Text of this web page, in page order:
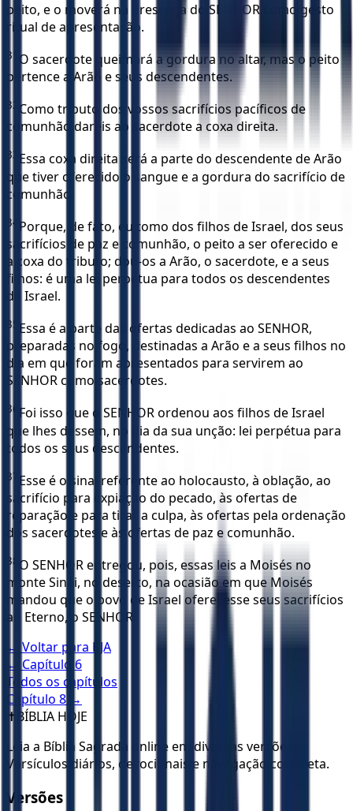
peito, e o moverá na presença do SENHOR como gesto
ritual de apresentação.
31
O sacerdote queimará a gordura no altar, mas o peito
pertence a Arão e seus descendentes.
32 Como tributo dos vossos sacrifícios pacíficos de
comunhão dareis ao sacerdote a coxa direita.
33 Essa coxa direita será a parte do descendente de Arão
que tiver oferecido o sangue e a gordura do sacrifício de
comunhão.
34 Porque, de fato, eu tomo dos filhos de Israel, dos seus
sacrifícios de paz e comunhão, o peito a ser oferecido e
a coxa do tributo; dou-os a Arão, o sacerdote, e a seus
filhos: é uma lei perpétua para todos os descendentes
de Israel.
35 Essa é a parte das ofertas dedicadas ao SENHOR,
preparadas no fogo, destinadas a Arão e a seus filhos no
dia em que foram apresentados para servirem ao
SENHOR como sacerdotes.
36 Foi isso que o SENHOR ordenou aos filhos de Israel
que lhes dessem, no dia da sua unção: lei perpétua para
todos os seus descendentes.
37 Esse é o sinal referente ao holocausto, à oblação, ao
sacrifício para expiação do pecado, às ofertas de
reparação e para tirar a culpa, às ofertas pela ordenação
dos sacerdotes e às ofertas de paz e comunhão.
38 O SENHOR entregou, pois, essas leis a Moisés no
monte Sinai, no deserto, na ocasião em que Moisés
mandou que o povo de Israel oferecesse seus sacrifícios
ao Eterno, o SENHOR.
← Voltar para KJA
← Capítulo 6
Todos os capítulos
Capítulo 8 →
✝️ BÍBLIA HOJE
Leia a Bíblia Sagrada online em diversas versões.
Versículos diários, devocionais e navegação completa.
Versões